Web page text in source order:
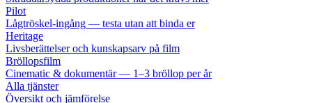
Pilot
Lågtröskel-ingång — testa utan att binda er
Heritage
Livsberättelser och kunskapsarv på film
Bröllopsfilm
Cinematic & dokumentär — 1–3 bröllop per år
Alla tjänster
Översikt och jämförelse